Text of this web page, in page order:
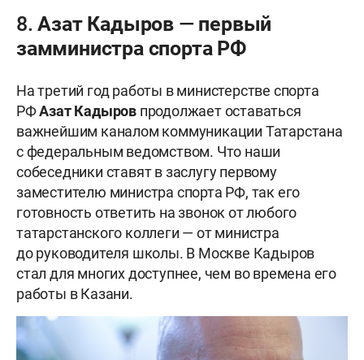
8. Азат Кадыров — первый
замминистра спорта РФ
На третий год работы в министерстве спорта
РФАзатКадыров продолжает оставаться
важнейшим каналом коммуникации Татарстана
с федеральным ведомством. Что наши
собеседники ставят в заслугу первому
заместителю министра спорта РФ, так его
готовность ответить на звонок от любого
татарстанского коллеги — от министра
до руководителя школы. В Москве Кадыров
стал для многих доступнее, чем во времена его
работы в Казани.